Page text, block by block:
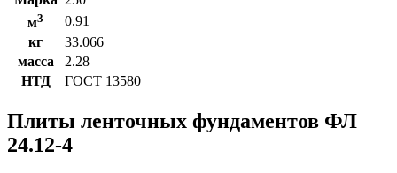
м3
0.91
кг
33.066
масса
2.28
НТД
ГОСТ 13580
Плиты ленточных фундаментов ФЛ
24.12-4